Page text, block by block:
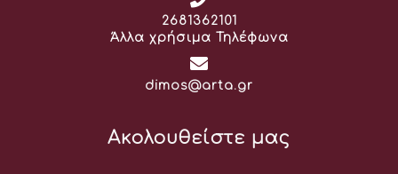
Τηλέφωνο:
2681362101
Άλλα χρήσιμα Τηλέφωνα
Email:
dimos@arta.gr
Ακολουθείστε μας